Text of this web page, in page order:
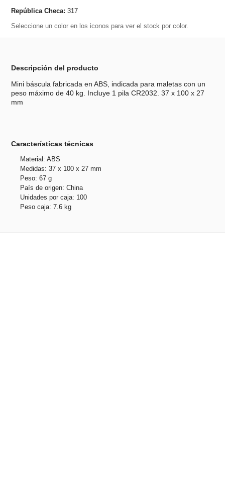
República Checa: 317
Seleccione un color en los iconos para ver el stock por color.
Descripción del producto
Mini báscula fabricada en ABS, indicada para maletas con un
peso máximo de 40 kg. Incluye 1 pila CR2032. 37 x 100 x 27
mm
Características técnicas
Material: ABS
Medidas: 37 x 100 x 27 mm
Peso: 67 g
País de origen: China
Unidades por caja: 100
Peso caja: 7.6 kg